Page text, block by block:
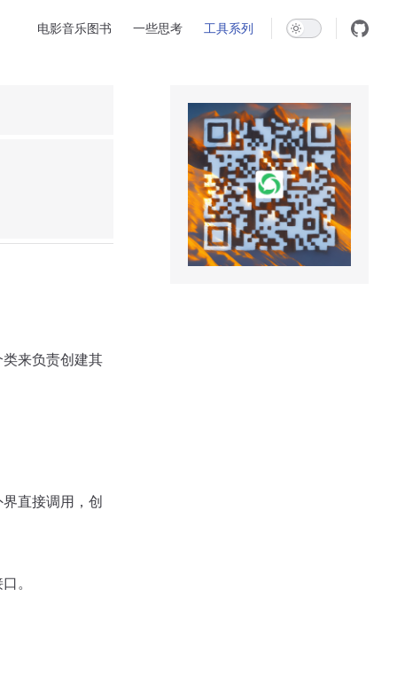
电影音乐图书 一些思考 工具系列
来负责创建其
直接调用，创
。